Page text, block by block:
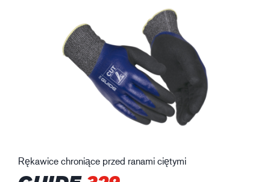
Rękawice chroniące przed ranami ciętymi